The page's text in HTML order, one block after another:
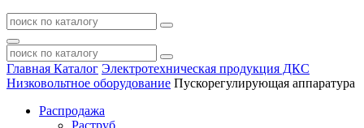
Главная Каталог Электротехническая продукция ДКС
Низковольтное оборудование Пускорегулирующая аппаратура
Распродажа
Раструб